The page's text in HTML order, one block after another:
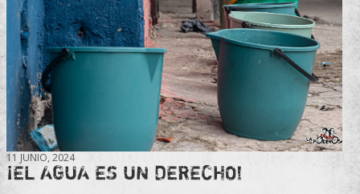
11 JUNIO, 2024
¡EL AGUA ES UN DERECHO!